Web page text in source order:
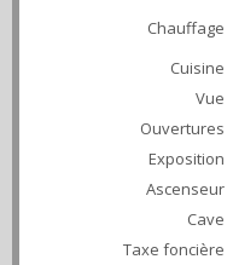
Chauffage
Cuisine
Vue
Ouvertures
Exposition
Ascenseur
Cave
Taxe foncière